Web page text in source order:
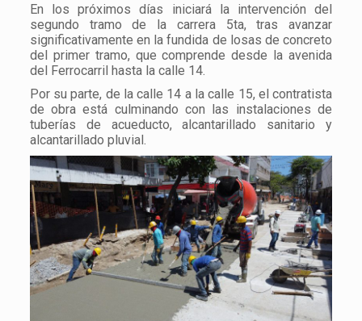
En los próximos días iniciará la intervención del
segundo tramo de la carrera 5ta, tras avanzar
significativamente en la fundida de losas de concreto
del primer tramo, que comprende desde la avenida
del Ferrocarril hasta la calle 14.
Por su parte, de la calle 14 a la calle 15, el contratista
de obra está culminando con las instalaciones de
tuberías de acueducto, alcantarillado sanitario y
alcantarillado pluvial.